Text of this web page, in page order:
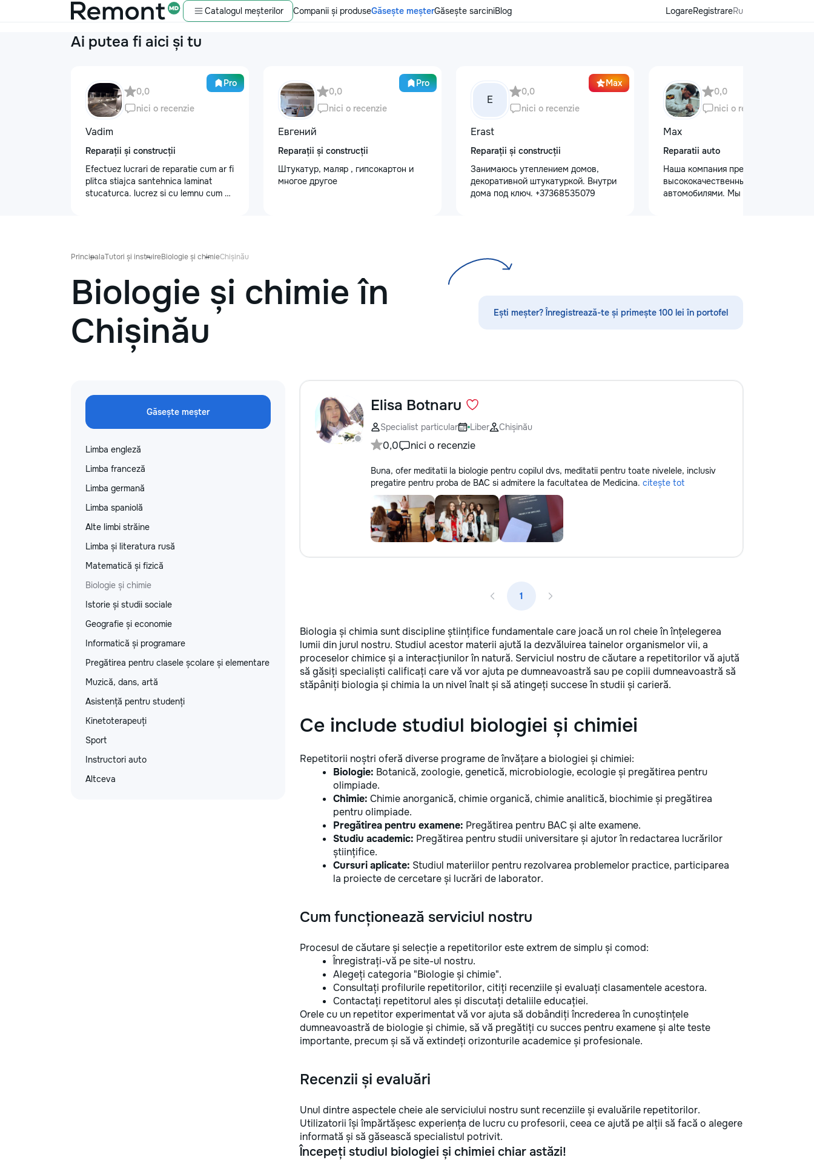
Catalogul meșterilor Companii și produseGăsește meșterGăsește sarciniBlog LogareRegistrareRu
Ai putea fi aici și tu
Pro
0,0
nici o recenzie
Vadim
Reparații și construcții
Efectuez lucrari de reparatie cum ar fi
plitca stiajca santehnica laminat
stucaturca. lucrez si cu lemnu cum ar
Pro
0,0
nici o recenzie
Евгений
Reparații și construcții
Штукатур, маляр , гипсокартон и
многое другое
Max
E
0,0
nici o recenzie
Erast
Reparații și construcții
Занимаюсь утеплением домов,
декоративной штукатуркой. Внутри
дома под ключ. +37368535079
0,0
nici o recenzie
Max
Reparatii auto
Наша компания предлагает
высококачественный уход за
автомобилями. Мы предоставляем
выпрямление вмятин без покраски,
стиль, а защитная пленка на фары
вас долгие годы.
PrincipalaTutori și instruireBiologie și chimieChișinău
Biologie și chimie în
Chișinău
Ești meșter? Înregistrează-te și primește 100 lei în portofel
Găsește meșter
Limba engleză
Limba franceză
Limba germană
Limba spaniolă
Alte limbi străine
Limba și literatura rusă
Matematică și fizică
Biologie și chimie
Istorie și studii sociale
Geografie și economie
Informatică și programare
Pregătirea pentru clasele școlare și elementare
Muzică, dans, artă
Asistență pentru studenți
Kinetoterapeuți
Sport
Instructori auto
Altceva
Elisa Botnaru
Specialist particular Liber Chișinău
0,0 nici o recenzie
Buna, ofer meditatii la biologie pentru copilul dvs, meditatii pentru toate nivelele, inclusiv
pregatire pentru proba de BAC si admitere la facultatea de Medicina. citește tot
1
Biologia și chimia sunt discipline științifice fundamentale care joacă un rol cheie în înțelegerea
lumii din jurul nostru. Studiul acestor materii ajută la dezvăluirea tainelor organismelor vii, a
proceselor chimice și a interacțiunilor în natură. Serviciul nostru de căutare a repetitorilor vă ajută
să găsiți specialiști calificați care vă vor ajuta pe dumneavoastră sau pe copiii dumneavoastră să
stăpâniți biologia și chimia la un nivel înalt și să atingeți succese în studii și carieră.
Ce include studiul biologiei și chimiei
Repetitorii noștri oferă diverse programe de învățare a biologiei și chimiei:
Biologie: Botanică, zoologie, genetică, microbiologie, ecologie și pregătirea pentru
olimpiade.
Chimie: Chimie anorganică, chimie organică, chimie analitică, biochimie și pregătirea
pentru olimpiade.
Pregătirea pentru examene: Pregătirea pentru BAC și alte examene.
Studiu academic: Pregătirea pentru studii universitare și ajutor în redactarea lucrărilor
științifice.
Cursuri aplicate: Studiul materiilor pentru rezolvarea problemelor practice, participarea
la proiecte de cercetare și lucrări de laborator.
Cum funcționează serviciul nostru
Procesul de căutare și selecție a repetitorilor este extrem de simplu și comod:
Înregistrați-vă pe site-ul nostru.
Alegeți categoria "Biologie și chimie".
Consultați profilurile repetitorilor, citiți recenziile și evaluați clasamentele acestora.
Contactați repetitorul ales și discutați detaliile educației.
Orele cu un repetitor experimentat vă vor ajuta să dobândiți încrederea în cunoștințele
dumneavoastră de biologie și chimie, să vă pregătiți cu succes pentru examene și alte teste
importante, precum și să vă extindeți orizonturile academice și profesionale.
Recenzii și evaluări
Unul dintre aspectele cheie ale serviciului nostru sunt recenziile și evaluările repetitorilor.
Utilizatorii își împărtășesc experiența de lucru cu profesorii, ceea ce ajută pe alții să facă o alegere
informată și să găsească specialistul potrivit.
Începeți studiul biologiei și chimiei chiar astăzi!